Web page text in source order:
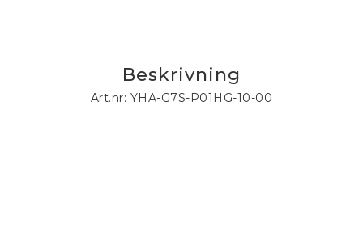
Beskrivning
Art.nr: YHA-G7S-P01HG-10-00